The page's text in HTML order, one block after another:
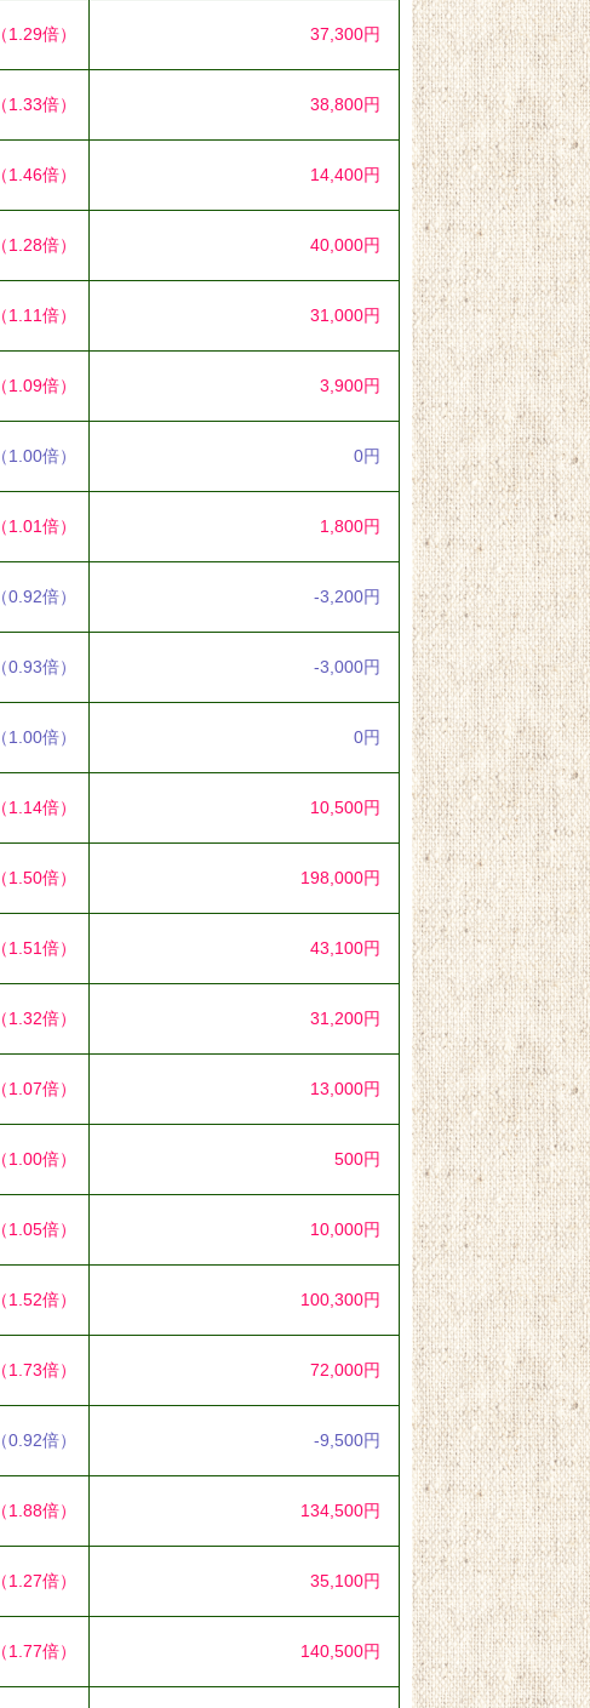
（1.29倍） 37,300円
（1.33倍） 38,800円
（1.46倍） 14,400円
（1.28倍） 40,000円
（1.11倍） 31,000円
（1.09倍） 3,900円
（1.00倍） 0円
（1.01倍） 1,800円
（0.92倍） -3,200円
（0.93倍） -3,000円
（1.00倍） 0円
（1.14倍） 10,500円
（1.50倍） 198,000円
（1.51倍） 43,100円
（1.32倍） 31,200円
（1.07倍） 13,000円
（1.00倍） 500円
（1.05倍） 10,000円
（1.52倍） 100,300円
（1.73倍） 72,000円
（0.92倍） -9,500円
（1.88倍） 134,500円
（1.27倍） 35,100円
（1.77倍） 140,500円